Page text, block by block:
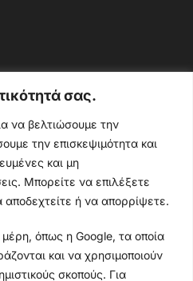
σας.
να βελτιώσουμε την
την επισκεψιμότητα και
και μη
Μπορείτε να επιλέξετε
αποδεχτείτε ή να απορρίψετε.
όπως η Google, τα οποία
και να χρησιμοποιούν
σκοπούς. Για